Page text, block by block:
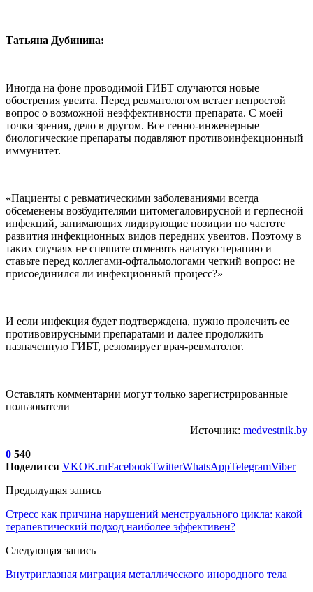
Татьяна Дубинина:
Иногда на фоне проводимой ГИБТ случаются новые
обострения увеита. Перед ревматологом встает непростой
вопрос о возможной неэффективности препарата. С моей
точки зрения, дело в другом. Все генно-инженерные
биологические препараты подавляют противоинфекционный
иммунитет.
«Пациенты с ревматическими заболеваниями всегда
обсеменены возбудителями цитомегаловирусной и герпесной
инфекций, занимающих лидирующие позиции по частоте
развития инфекционных видов передних увеитов. Поэтому в
таких случаях не спешите отменять начатую терапию и
ставьте перед коллегами-офтальмологами четкий вопрос: не
присоединился ли инфекционный процесс?»
И если инфекция будет подтверждена, нужно пролечить ее
противовирусными препаратами и далее продолжить
назначенную ГИБТ, резюмирует врач-ревматолог.
Оставлять комментарии могут только зарегистрированные
пользователи
Источник: medvestnik.by
0 540
Поделится VKOK.ruFacebookTwitterWhatsAppTelegramViber
Предыдущая запись
Стресс как причина нарушений менструального цикла: какой
терапевтический подход наиболее эффективен?
Следующая запись
Внутриглазная миграция металлического инородного тела